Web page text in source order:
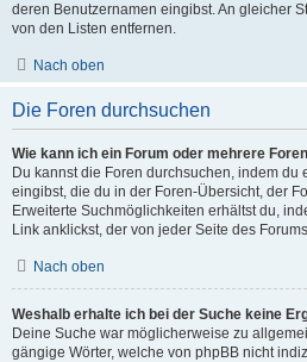
deren Benutzernamen eingibst. An gleicher
von den Listen entfernen.
Nach oben
Die Foren durchsuchen
Wie kann ich ein Forum oder mehrere
Du kannst die Foren durchsuchen, indem
eingibst, die du in der Foren-Übersicht, der
Erweiterte Suchmöglichkeiten erhältst du,
Link anklickst, der von jeder Seite des
Nach oben
Weshalb erhalte ich bei der Suche keine
Deine Suche war möglicherweise zu
gängige Wörter, welche von phpBB nicht